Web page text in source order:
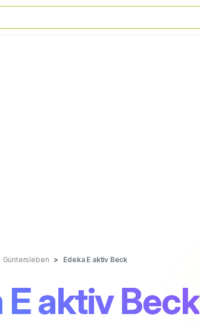
Güntersleben Edeka E aktiv Beck
E aktiv Beck